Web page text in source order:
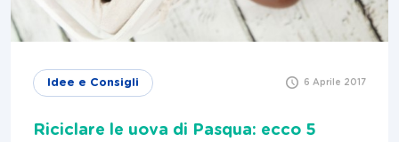
Idee e Consigli 6 Aprile 2017
Riciclare le uova di Pasqua: ecco 5